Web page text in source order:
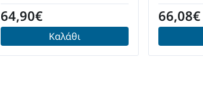
64,90€
Καλάθι
66,08€